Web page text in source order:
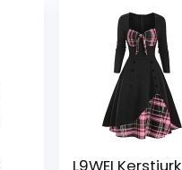
L9WEI Kerstjurk